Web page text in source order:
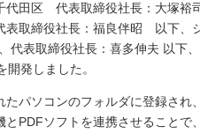
代田区 代表取締役社長：大塚
取締役社長：福良伴昭 以下、
代表取締役社長：喜多伸夫 以下
発しました。
パソコンのフォルダに登録され
とPDFソフトを連携させること